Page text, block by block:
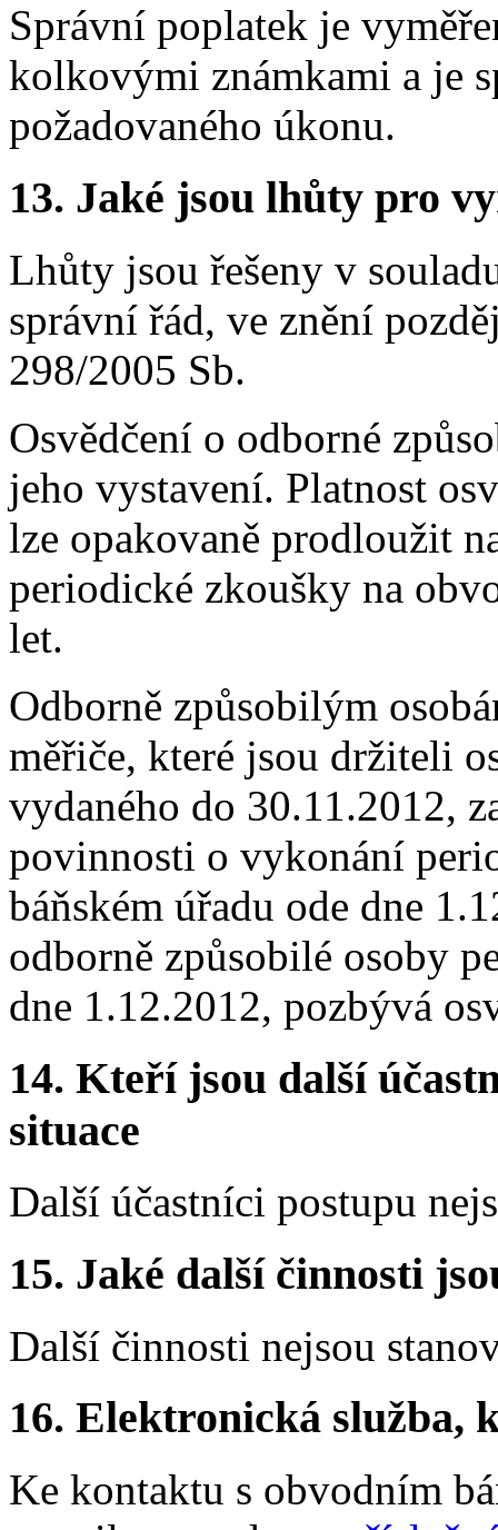
Správní poplatek je
kolkovými známkami a je
požadovaného úkonu.
13. Jaké jsou lhůty pro
Lhůty jsou řešeny v
správní řád, ve znění
298/2005 Sb.
Osvědčení o odborné
jeho vystavení. Platnost
lze opakovaně prodloužit
periodické zkoušky na
let.
Odborně způsobilým
měřiče, které jsou držiteli
vydaného do 30.11.2012,
povinnosti o vykonání
báňském úřadu ode dne
odborně způsobilé osoby
dne 1.12.2012, pozbývá
14. Kteří jsou další
situace
Další účastníci postupu
15. Jaké další činnosti
Další činnosti nejsou
16. Elektronická služba,
Ke kontaktu s obvodním